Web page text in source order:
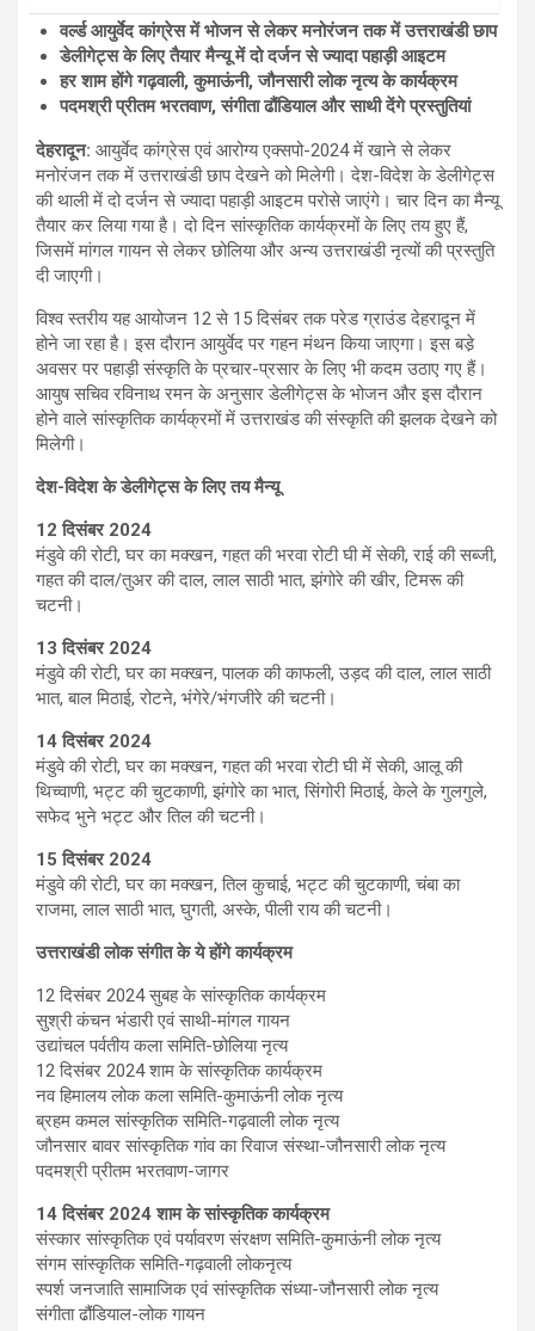
वर्ल्ड आयुर्वेद कांग्रेस में भोजन से लेकर मनोरंजन तक में उत्तराखंडी छाप
डेलीगेट्स के लिए तैयार मैन्यू में दो दर्जन से ज्यादा पहाड़ी आइटम
हर शाम होंगे गढ़वाली,कुमाऊंनी,जौनसारी लोक नृत्य के कार्यक्रम
पदमश्री प्रीतम भरतवाण,संगीता ढौंडियाल और साथी देंगे प्रस्तुतियां
देहरादून: आयुर्वेद कांग्रेस एवं आरोग्य एक्सपो-2024 में खाने से लेकर
मनोरंजन तक में उत्तराखंडी छाप देखने को मिलेगी। देश-विदेश के डेलीगेट्स
की थाली में दो दर्जन से ज्यादा पहाड़ी आइटम परोसे जाएंगे। चार दिन का मैन्यू
तैयार कर लिया गया है। दो दिन सांस्कृतिक कार्यक्रमों के लिए तय हुए हैं,
जिसमें मांगल गायन से लेकर छोलिया और अन्य उत्तराखंडी नृत्यों की प्रस्तुति
दी जाएगी।
विश्व स्तरीय यह आयोजन 12 से 15 दिसंबर तक परेड ग्राउंड देहरादून में
होने जा रहा है। इस दौरान आयुर्वेद पर गहन मंथन किया जाएगा। इस बडे़
अवसर पर पहाड़ी संस्कृति के प्रचार-प्रसार के लिए भी कदम उठाए गए हैं।
आयुष सचिव रविनाथ रमन के अनुसार डेलीगेट्स के भोजन और इस दौरान
होने वाले सांस्कृतिक कार्यक्रमों में उत्तराखंड की संस्कृति की झलक देखने को
मिलेगी।
देश-विदेश के डेलीगेट्स के लिए तय मैन्यू
12दिसंबर 2024
मंडुवे की रोटी, घर का मक्खन, गहत की भरवा रोटी घी में सेकी, राई की सब्जी,
गहत की दाल/तुअर की दाल, लाल साठी भात, झंगोरे की खीर, टिमरू की
चटनी।
13दिसंबर 2024
मंडुवे की रोटी, घर का मक्खन, पालक की काफली, उड़द की दाल, लाल साठी
भात, बाल मिठाई, रोटने, भंगेरे/भंगजीरे की चटनी।
14दिसंबर 2024
मंडुवे की रोटी, घर का मक्खन, गहत की भरवा रोटी घी में सेकी, आलू की
थिच्वाणी, भट्ट की चुटकाणी, झंगोरे का भात, सिंगोरी मिठाई, केले के गुलगुले,
सफेद भुने भट्ट और तिल की चटनी।
15दिसंबर 2024
मंडुवे की रोटी, घर का मक्खन, तिल कुचाई, भट्ट की चुटकाणी, चंबा का
राजमा, लाल साठी भात, घुगती, अस्के, पीली राय की चटनी।
उत्तराखंडी लोक संगीत के ये होंगे कार्यक्रम
12 दिसंबर 2024 सुबह के सांस्कृतिक कार्यक्रम
सुश्री कंचन भंडारी एवं साथी-मांगल गायन
उद्यांचल पर्वतीय कला समिति-छोलिया नृत्य
12 दिसंबर 2024 शाम के सांस्कृतिक कार्यक्रम
नव हिमालय लोक कला समिति-कुमाऊंनी लोक नृत्य
ब्रहम कमल सांस्कृतिक समिति-गढ़वाली लोक नृत्य
जौनसार बावर सांस्कृतिक गांव का रिवाज संस्था-जौनसारी लोक नृत्य
पदमश्री प्रीतम भरतवाण-जागर
14दिसंबर 2024शाम के सांस्कृतिक कार्यक्रम
संस्कार सांस्कृतिक एवं पर्यावरण संरक्षण समिति-कुमाऊंनी लोक नृत्य
संगम सांस्कृतिक समिति-गढ़वाली लोकनृत्य
स्पर्श जनजाति सामाजिक एवं सांस्कृतिक संध्या-जौनसारी लोक नृत्य
संगीता ढौंडियाल-लोक गायन